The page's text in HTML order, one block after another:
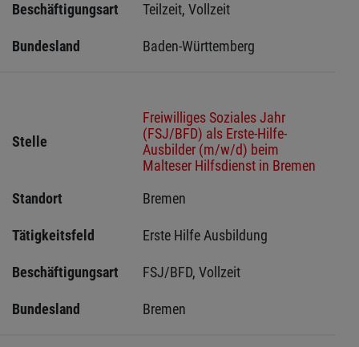
Beschäftigungsart Teilzeit, Vollzeit
Bundesland Baden-Württemberg
Stelle
Freiwilliges Soziales Jahr
(FSJ/BFD) als Erste-Hilfe-
Ausbilder (m/w/d) beim
Malteser Hilfsdienst in Bremen
Standort
Bremen
Tätigkeitsfeld Erste Hilfe Ausbildung
Beschäftigungsart FSJ/BFD, Vollzeit
Bundesland Bremen